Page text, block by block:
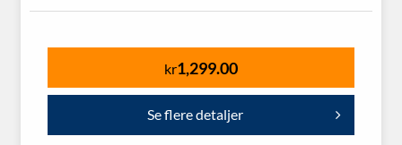
kr1,299.00
Se flere detaljer